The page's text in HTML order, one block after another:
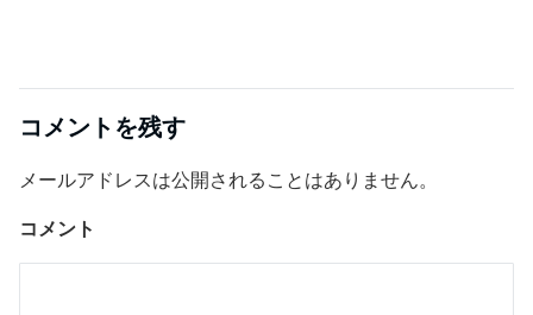
コメントを残す
メールアドレスは公開されることはありません。
コメント